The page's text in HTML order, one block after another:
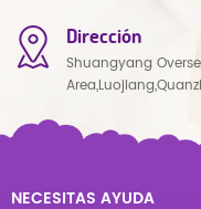
Dirección
Shuangyang
NECESITAS AYUDA